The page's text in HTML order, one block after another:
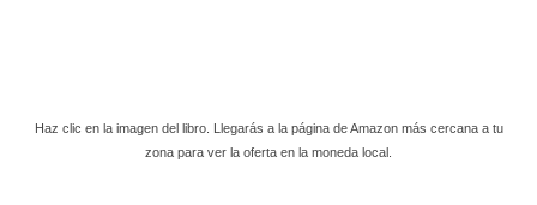
Haz clic en la imagen del libro. Llegarás a la página de Amazon más cercana a tu
zona para ver la oferta en la moneda local.